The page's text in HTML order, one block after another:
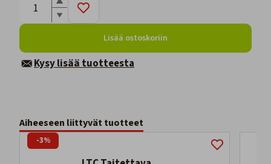
Lisää ostoskoriin
Kysy lisää tuotteesta
Aiheeseen liittyvät tuotteet
-3%